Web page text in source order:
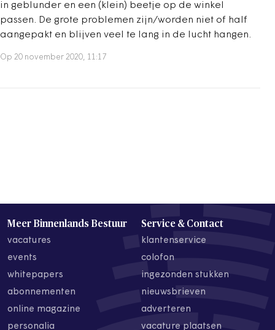
in geblunder en een (klein) beetje op de winkel
passen. De grote problemen zijn/worden niet of half
aangepakt en blijven veel te lang in de lucht hangen.
Op 20 november 2020, 11:17
Meer Binnenlands Bestuur
vacatures
events
whitepapers
abonnementen
online magazine
personalia
Service & Contact
klantenservice
colofon
ingezonden stukken
nieuwsbrieven
adverteren
vacature plaatsen